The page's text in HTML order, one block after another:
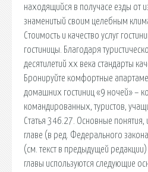
находящийся в получасе езды от
знаменитый своим целебным
Стоимость и качество услуг
гостиницы. Благодаря
десятилетий xx века стандарты
Бронируйте комфортные
домашних гостиниц «9 ночей» –
командированных, туристов,
Статья 346.27. Основные
главе (в ред. Федерального
(см. текст в предыдущей
главы используются следующие